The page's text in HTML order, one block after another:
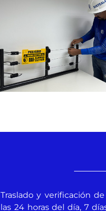
Traslado y verificación
las 24 horas del día, 7